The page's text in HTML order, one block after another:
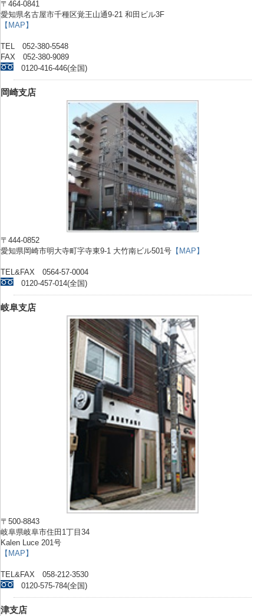
〒464-0841
愛知県名古屋市千種区覚王山通9-21 和田ビル3F
【MAP】
TEL 052-380-5548
FAX 052-380-9089
0120-416-446(全国)
岡崎支店
〒444-0852
愛知県岡崎市明大寺町字寺東9-1 大竹南ビル501号 【MAP】
TEL&FAX 0564-57-0004
0120-457-014(全国)
岐阜支店
〒500-8843
岐阜県岐阜市住田1丁目34
Kalen Luce 201号
【MAP】
TEL&FAX 058-212-3530
0120-575-784(全国)
津支店